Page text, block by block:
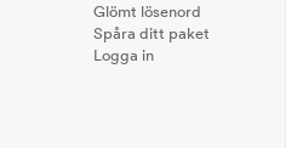
Glömt lösenord
Spåra ditt paket
Logga in